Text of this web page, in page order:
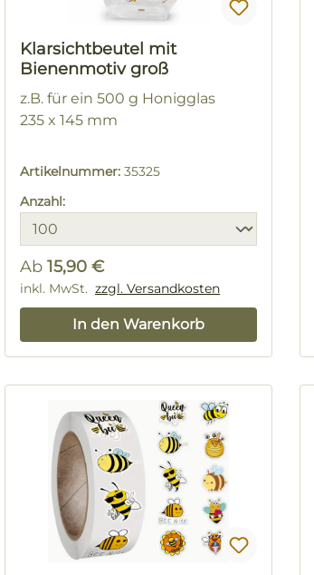
Klarsichtbeutel mit
Bienenmotiv groß
z.B. für ein 500 g Honigglas
235 x 145 mm
Artikelnummer: 35325
Anzahl:
Ab 15,90 €
Regulärer Preis:
inkl. MwSt. zzgl. Versandkosten
In den Warenkorb